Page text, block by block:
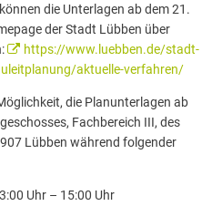
die Unterlagen ab dem 21.
der Stadt Lübben über
https://www.luebben.de/stadt-
aktuelle-verfahren/
die Planunterlagen ab
Fachbereich III, des
Lübben während folgender
Uhr – 15:00 Uhr